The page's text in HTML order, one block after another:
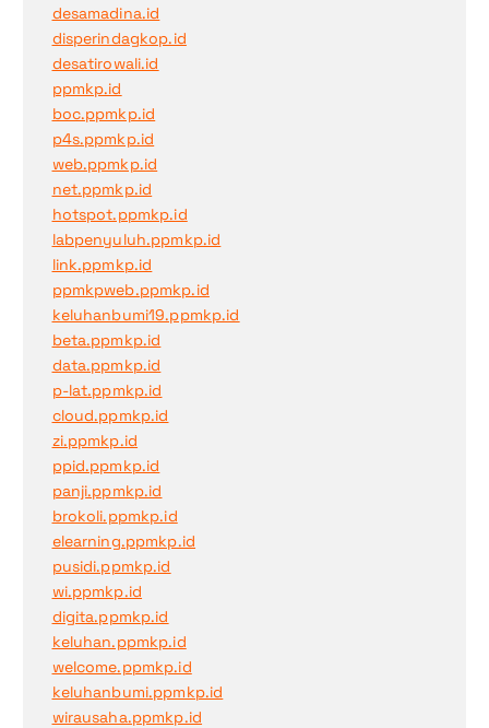
desamadina.id
disperindagkop.id
desatirowali.id
ppmkp.id
boc.ppmkp.id
p4s.ppmkp.id
web.ppmkp.id
net.ppmkp.id
hotspot.ppmkp.id
labpenyuluh.ppmkp.id
link.ppmkp.id
ppmkpweb.ppmkp.id
keluhanbumi19.ppmkp.id
beta.ppmkp.id
data.ppmkp.id
p-lat.ppmkp.id
cloud.ppmkp.id
zi.ppmkp.id
ppid.ppmkp.id
panji.ppmkp.id
brokoli.ppmkp.id
elearning.ppmkp.id
pusidi.ppmkp.id
wi.ppmkp.id
digita.ppmkp.id
keluhan.ppmkp.id
welcome.ppmkp.id
keluhanbumi.ppmkp.id
wirausaha.ppmkp.id